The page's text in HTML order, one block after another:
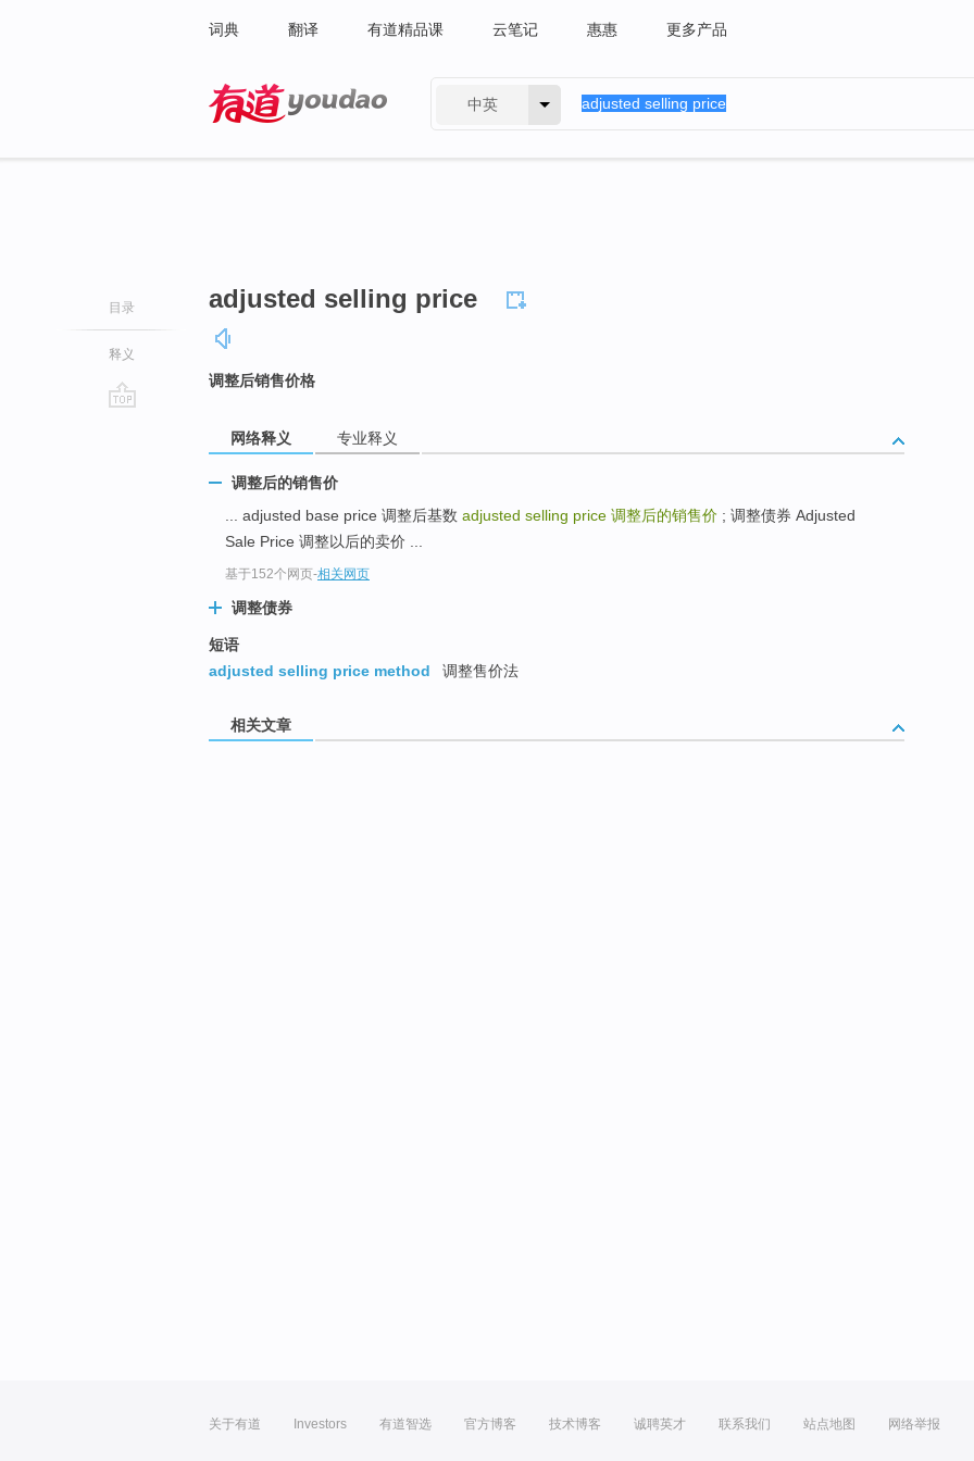
词典 翻译 有道精品课 云笔记 惠惠 更多产品
中英
目录
释义
adjusted selling price
调整后销售价格
网络释义 专业释义
调整后的销售价
... adjusted base price 调整后基数 adjusted selling price 调整后的销售价 ; 调整债券 Adjusted
Sale Price 调整以后的卖价 ...
基于152个网页-相关网页
调整债券
短语
adjusted selling price method
调整售价法
相关文章
关于有道 Investors 有道智选 官方博客 技术博客 诚聘英才 联系我们 站点地图 网络举报